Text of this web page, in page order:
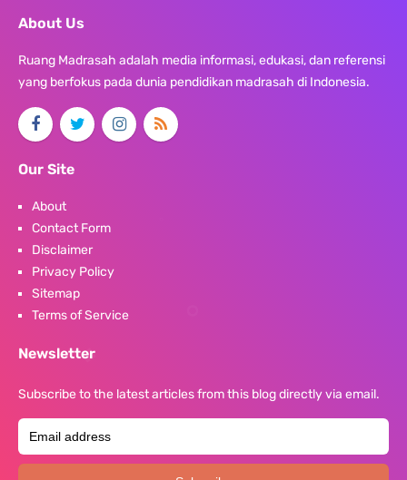
About Us
Ruang Madrasah adalah media informasi, edukasi, dan referensi
yang berfokus pada dunia pendidikan madrasah di Indonesia.
Our Site
About
Contact Form
Disclaimer
Privacy Policy
Sitemap
Terms of Service
Newsletter
Subscribe to the latest articles from this blog directly via email.